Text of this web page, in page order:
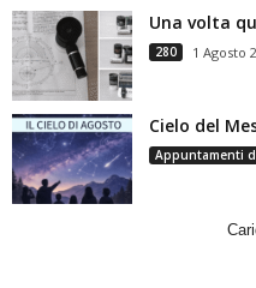
Una volta
280 1 Agosto
Cielo del
Appuntamenti